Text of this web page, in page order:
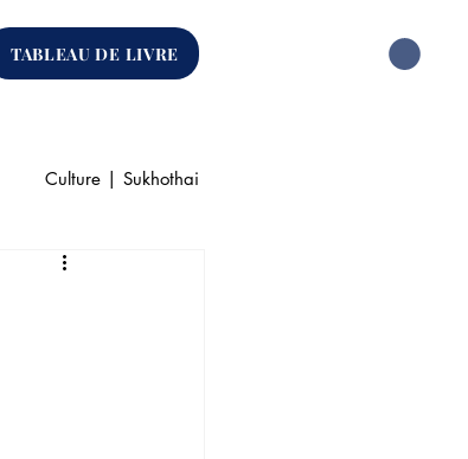
TABLEAU DE LIVRE
Culture | Sukhothai